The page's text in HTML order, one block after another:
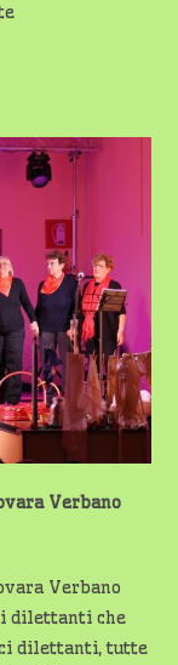
Verbano
Verbano
dilettanti che
dilettanti, tutte